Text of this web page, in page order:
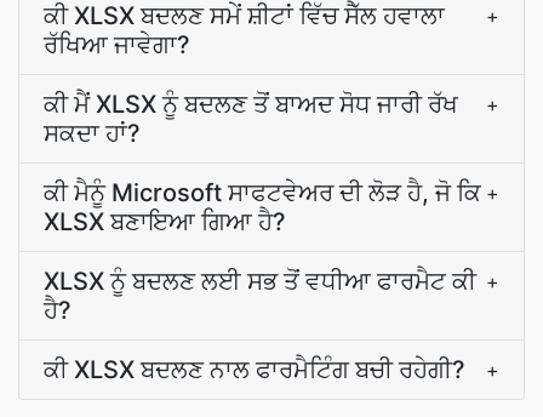
ਕੀ XLSX ਬਦਲਣ ਸਮੇਂ ਸ਼ੀਟਾਂ ਵਿੱਚ ਸੈੱਲ ਹਵਾਲਾ
ਰੱਖਿਆ ਜਾਵੇਗਾ?
+
ਕੀ ਮੈਂ XLSX ਨੂੰ ਬਦਲਣ ਤੋਂ ਬਾਅਦ ਸੋਧ ਜਾਰੀ ਰੱਖ
ਸਕਦਾ ਹਾਂ?
+
ਕੀ ਮੈਨੂੰ Microsoft ਸਾਫਟਵੇਅਰ ਦੀ ਲੋੜ ਹੈ, ਜੋ ਕਿ
XLSX ਬਣਾਇਆ ਗਿਆ ਹੈ?
+
XLSX ਨੂੰ ਬਦਲਣ ਲਈ ਸਭ ਤੋਂ ਵਧੀਆ ਫਾਰਮੈਟ ਕੀ
ਹੈ?
+
ਕੀ XLSX ਬਦਲਣ ਨਾਲ ਫਾਰਮੈਟਿੰਗ ਬਚੀ ਰਹੇਗੀ? +